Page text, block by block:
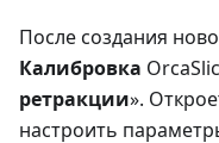
После создания
Калибровка
ретракции».
настроить